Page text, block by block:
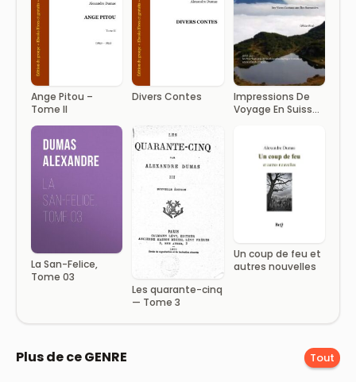
Ange Pitou –
Tome II
Divers Contes
Impressions De
Voyage En Suisse
La San-Felice,
Tome 03
Les quarante-cinq
— Tome 3
Un coup de feu et
autres nouvelles
Plus de ce GENRE Tout